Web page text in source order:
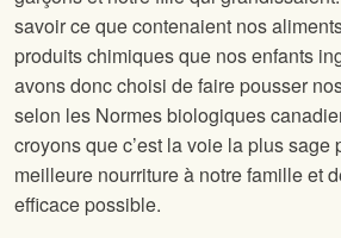
savoir ce que contenaient nos
produits chimiques que nos enfants
avons donc choisi de faire pousser
selon les Normes biologiques
croyons que c’est la voie la plus sage
meilleure nourriture à notre famille et
efficace possible.